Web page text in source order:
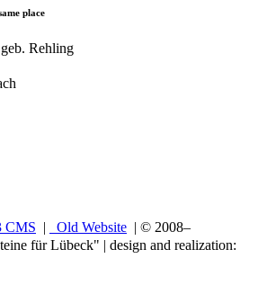
place
Rehling
CMS | Old Website | © 2008–
für Lübeck" | design and realization: